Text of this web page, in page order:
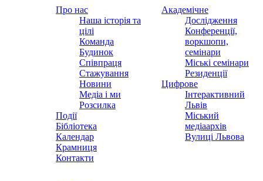
Про нас
Наша історія та
цілі
Команда
Будинок
Співпраця
Стажування
Новини
Медіа і ми
Розсилка
Події
Бібліотека
Календар
Крамниця
Контакти
Академічне
Дослідження
Конференції,
воркшопи,
семінари
Міські семінари
Резиденції
Цифрове
Інтерактивний
Львів
Міський
медіаархів
Вулиці Львова